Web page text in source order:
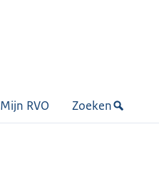
Mijn RVO Zoeken